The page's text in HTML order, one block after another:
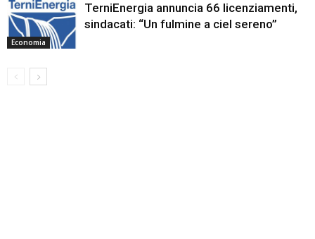
Economia
TerniEnergia annuncia 66 licenziamenti,
sindacati: “Un fulmine a ciel sereno”